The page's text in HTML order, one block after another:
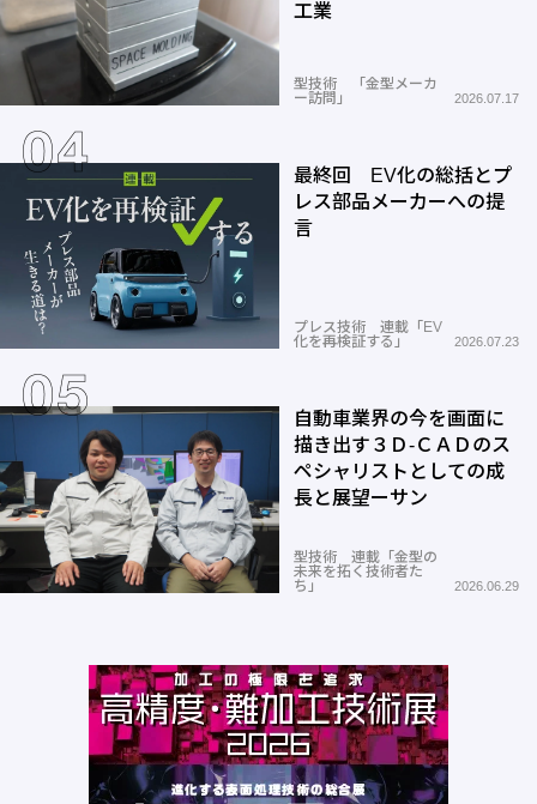
工業
型技術 「金型メーカ
ー訪問」
2026.07.17
最終回 EV化の総括とプ
レス部品メーカーへの提
言
プレス技術 連載「EV
化を再検証する」
2026.07.23
自動車業界の今を画面に
描き出す３Ｄ-ＣＡＤのス
ペシャリストとしての成
長と展望ーサン
型技術 連載「金型の
未来を拓く技術者た
ち」
2026.06.29